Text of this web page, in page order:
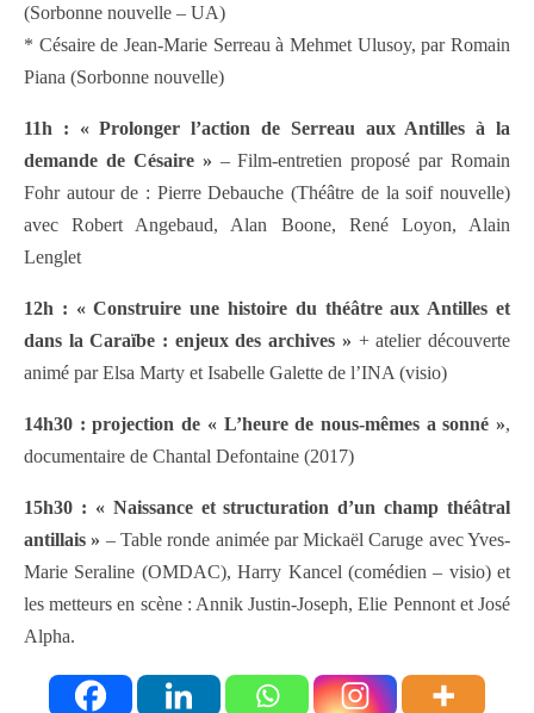
(Sorbonne nouvelle – UA)
* Césaire de Jean-Marie Serreau à Mehmet Ulusoy, par Romain
Piana (Sorbonne nouvelle)
11h : « Prolonger l’action de Serreau aux Antilles à la
demande de Césaire » – Film-entretien proposé par Romain
Fohr autour de : Pierre Debauche (Théâtre de la soif nouvelle)
avec Robert Angebaud, Alan Boone, René Loyon, Alain
Lenglet
12h : « Construire une histoire du théâtre aux Antilles et
dans la Caraïbe : enjeux des archives » + atelier découverte
animé par Elsa Marty et Isabelle Galette de l’INA (visio)
14h30 : projection de « L’heure de nous-mêmes a sonné »,
documentaire de Chantal Defontaine (2017)
15h30 : « Naissance et structuration d’un champ théâtral
antillais » – Table ronde animée par Mickaël Caruge avec Yves-
Marie Seraline (OMDAC), Harry Kancel (comédien – visio) et
les metteurs en scène : Annik Justin-Joseph, Elie Pennont et José
Alpha.